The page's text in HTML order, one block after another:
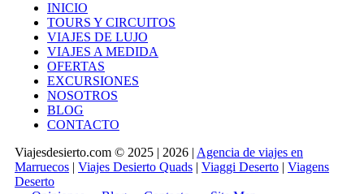
INICIO
TOURS Y CIRCUITOS
VIAJES DE LUJO
VIAJES A MEDIDA
OFERTAS
EXCURSIONES
NOSOTROS
BLOG
CONTACTO
Viajesdesierto.com © 2025 | 2026 | Agencia de viajes en
Marruecos | Viajes Desierto Quads | Viaggi Deserto | Viagens
Deserto